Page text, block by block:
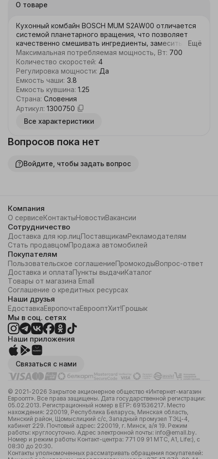
О товаре
Кухонный комбайн BOSCH MUM S2AW00 отличается
системой планетарного вращения, что позволяет
качественно смешивать ингредиенты, замесить
тесто. Мощность комбайна в 700 Вт позволяет
производить работы быстро, без особых усилий.
Такой прибор просто необходим в хозяйстве тех,
кто любит стряпать, но при этом ограничен во
времени. Насадки для миксера помогут вам взбить
пышный, необыкновенно вкусный крем. Имеется 4
скорости с электронной регулировкой. Резиновые
ножки-присоски не позволяют двигаться прибору по
столу. Вместительная чаша на 3,8 л позволяет
преимущества: Защита от перегрузки. Легкая смена
насадок. Плавный пуск. Планетарный принцип
Ещё
Максимальная потребляемая мощность, Вт: 700
Количество скоростей: 4
Регулировка мощности: Да
Емкость чаши: 3.8
Емкость кувшина: 1.25
Страна: Словения
Артикул: 1300750
Все характеристики
Вопросов пока нет
Войдите, чтобы задать вопрос
Компания
О сервисеКонтактыНовостиВакансии
Сотрудничество
Доставка для юр.лицПоставщикамРекламодателям
Стать продавцомПродажа автомобилей
Покупателям
Пользовательское соглашениеПромокодыВопрос-ответ
Доставка и оплатаПункты выдачиКаталог
Товары от магазина Emall
Соглашение о кредитных ресурсах
Наши друзья
ЕдоставкаЕвропочтаЕврооптХит!Грошык
Мы в соц. сетях
Наши приложения
Связаться с нами
© 2021-2026 Закрытое акционерное общество «Интернет-магазин
Евроопт». Все права защищены. Дата государственной регистрации:
05.02.2013. Регистрационный номер в ЕГР: 691536217. Место
нахождения: 220019, Республика Беларусь, Минская область,
Минский район, Щомыслицкий с/с, Западный промузел ТЭЦ-4,
кабинет 229. Почтовый адрес: 220019, г. Минск, а/я 19. Режим
работы: круглосуточно. Адрес электронной почты: info@emall.by.
Номер и режим работы Контакт-центра: 771 09 91 МТС, А1, Life:), с
08:30 до 20:30.
Контакты уполномоченных рассматривать обращения покупателей: